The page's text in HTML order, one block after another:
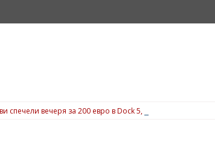
спечели вечеря за 200 евро в Dock 5, вижте подробности